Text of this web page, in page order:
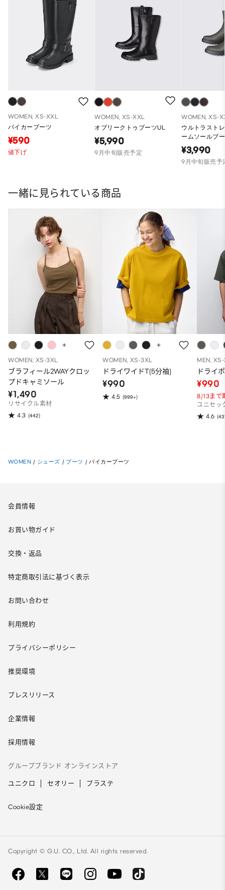
WOMEN, XS-XXL
バイカーブーツ
¥590
値下げ
WOMEN, XS-XXL
オブリークトゥブーツUL
¥5,990
9月中旬販売予定
WOMEN, XS-
ウルトラスト
ームソールブ
¥3,990
9月中旬販売予
一緒に見られている商品
WOMEN, XS-3XL
ブラフィール2WAYクロッ
プドキャミソール
¥1,490
リサイクル素材
4.3 (442)
WOMEN, XS-3XL
ドライワイドT(5分袖)
¥990
4.5 (999+)
MEN,
ドライ
¥990
8/13まで
ユニセッ
4.6
WOMEN / シューズ / ブーツ / バイカーブーツ
会員情報
お買い物ガイド
交換・返品
特定商取引法に基づく表示
お問い合わせ
利用規約
プライバシーポリシー
推奨環境
プレスリリース
企業情報
採用情報
グループブランド オンラインストア
ユニクロ セオリー プラステ
Cookie設定
Copyright © G.U. CO., Ltd. All rights reserved.